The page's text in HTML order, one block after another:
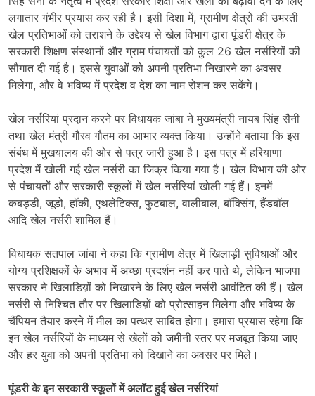
लगातार गंभीर प्रयास कर रही है। इसी दिशा में, ग्रामीण क्षेत्रों की उभरती
खेल प्रतिभाओं को तराशने के उद्देश्य से खेल विभाग द्वारा पूंडरी क्षेत्र के
सरकारी शिक्षण संस्थानों और ग्राम पंचायतों को कुल 26 खेल नर्सरियों की
सौगात दी गई है। इससे युवाओं को अपनी प्रतिभा निखारने का अवसर
मिलेगा, और वे भविष्य में प्रदेश व देश का नाम रोशन कर सकेंगे।
खेल नर्सरियां प्रदान करने पर विधायक जांबा ने मुख्यमंत्री नायब सिंह सैनी
तथा खेल मंत्री गौरव गौतम का आभार व्यक्त किया। उन्होंने बताया कि इस
संबंध में मुखयालय की ओर से पत्र जारी हुआ है। इस पत्र में हरियाणा
प्रदेश में खोली गई खेल नर्सरी का जिक्र किया गया है। खेल विभाग की ओर
से पंचायतों और सरकारी स्कूलों में खेल नर्सरियां खोली गई हैं। इनमें
कबड्डी, जूडो, हॉकी, एथलेटिक्स, फुटबाल, वालीबाल, बॉक्सिंग, हैंडबॉल
आदि खेल नर्सरी शामिल हैं।
विधायक सतपाल जांबा ने कहा कि ग्रामीण क्षेत्र में खिलाड़ी सुविधाओं और
योग्य प्रशिक्षकों के अभाव में अच्छा प्रदर्शन नहीं कर पाते थे, लेकिन भाजपा
सरकार ने खिलाडिय़ों को निखारने के लिए खेल नर्सरी आवंटित की हैं। खेल
नर्सरी से निश्चित तौर पर खिलाडिय़ों को प्रोत्साहन मिलेगा और भविष्य के
चैंपियन तैयार करने में मील का पत्थर साबित होगा। हमारा प्रयास रहेगा कि
इन खेल नर्सरियों के माध्यम से खेलों को जमीनी स्तर पर मजबूत किया जाए
और हर युवा को अपनी प्रतिभा को दिखाने का अवसर पर मिले।
पूंडरी के इन सरकारी स्कूलों में अलॉट हुई खेल नर्सरियां